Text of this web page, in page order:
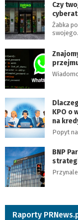
Czy
Żabka
KPO o
na
Popyt
BNP
Raporty